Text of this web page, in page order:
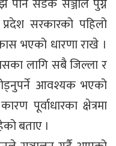
सरकारको पहिलो
भएको धारणा राखे ।
लागि सबै जिल्ला र
आवश्यक भएको
पूर्वाधारका क्षेत्रमा
बताए ।